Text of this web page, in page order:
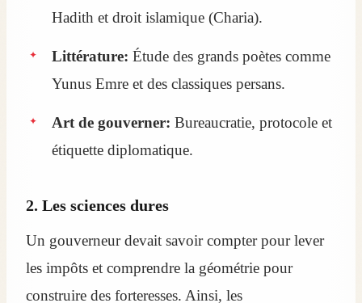
Hadith et droit islamique (Charia).
Littérature: Étude des grands poètes comme
Yunus Emre et des classiques persans.
Art de gouverner: Bureaucratie, protocole et
étiquette diplomatique.
2. Les sciences dures
Un gouverneur devait savoir compter pour lever
les impôts et comprendre la géométrie pour
construire des forteresses. Ainsi, les